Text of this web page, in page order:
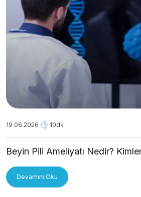
19.06.2026 10dk.
Beyin Pili Ameliyatı Nedir?
Devamını Oku